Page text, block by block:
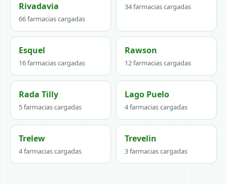
Rivadavia
66 farmacias cargadas
34 farmacias cargadas
Esquel
16 farmacias cargadas
Rawson
12 farmacias cargadas
Rada Tilly
5 farmacias cargadas
Lago Puelo
4 farmacias cargadas
Trelew
4 farmacias cargadas
Trevelin
3 farmacias cargadas